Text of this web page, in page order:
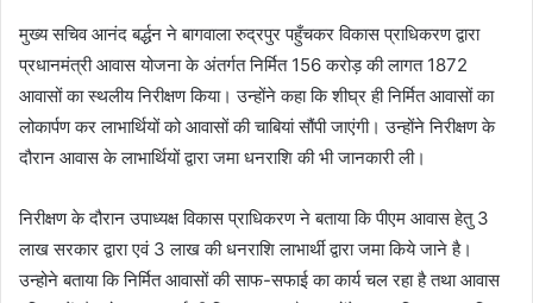
मुख्य सचिव आनंद बर्द्धन ने बागवाला रुद्रपुर पहुँचकर विकास प्राधिकरण द्वारा
प्रधानमंत्री आवास योजना के अंतर्गत निर्मित 156 करोड़ की लागत 1872
आवासों का स्थलीय निरीक्षण किया। उन्होंने कहा कि शीघ्र ही निर्मित आवासों का
लोकार्पण कर लाभार्थियों को आवासों की चाबियां सौंपी जाएंगी। उन्होंने निरीक्षण के
दौरान आवास के लाभार्थियों द्वारा जमा धनराशि की भी जानकारी ली।
निरीक्षण के दौरान उपाध्यक्ष विकास प्राधिकरण ने बताया कि पीएम आवास हेतु 3
लाख सरकार द्वारा एवं 3 लाख की धनराशि लाभार्थी द्वारा जमा किये जाने है।
उन्होने बताया कि निर्मित आवासों की साफ-सफाई का कार्य चल रहा है तथा आवास